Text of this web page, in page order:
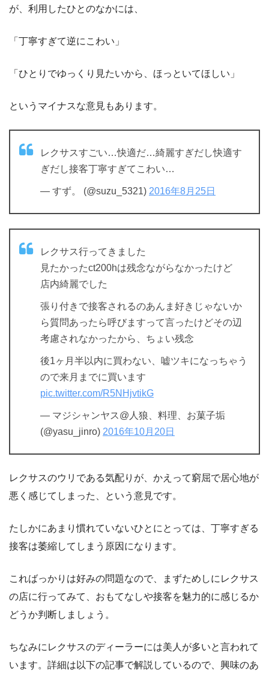
が、利用したひとのなかには、
「丁寧すぎて逆にこわい」
「ひとりでゆっくり見たいから、ほっといてほしい」
というマイナスな意見もあります。
レクサスすごい…快適だ…綺麗すぎだし快適す
ぎだし接客丁寧すぎてこわい…
— すず。 (@suzu_5321) 2016年8月25日
レクサス行ってきました
見たかったct200hは残念ながらなかったけど
店内綺麗でした
張り付きで接客されるのあんま好きじゃないか
ら質問あったら呼びますって言ったけどその辺
考慮されなかったから、ちょい残念
後1ヶ月半以内に買わない、嘘ツキになっちゃう
ので来月までに買います
pic.twitter.com/R5NHjvtikG
— マジシャンヤス@人狼、料理、お菓子垢
(@yasu_jinro) 2016年10月20日
レクサスのウリである気配りが、かえって窮屈で居心地が
悪く感じてしまった、という意見です。
たしかにあまり慣れていないひとにとっては、丁寧すぎる
接客は萎縮してしまう原因になります。
こればっかりは好みの問題なので、まずためしにレクサス
の店に行ってみて、おもてなしや接客を魅力的に感じるか
どうか判断しましょう。
ちなみにレクサスのディーラーには美人が多いと言われて
います。詳細は以下の記事で解説しているので、興味のあ